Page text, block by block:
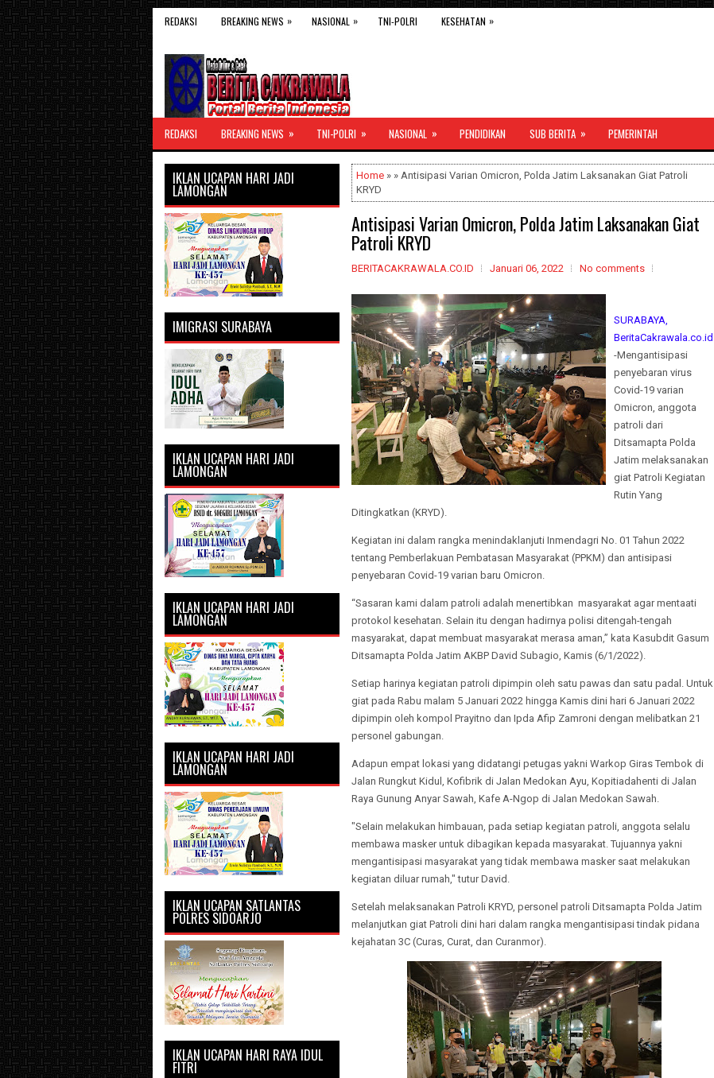
REDAKSI BREAKING NEWS » NASIONAL » TNI-POLRI KESEHATAN »
REDAKSI BREAKING NEWS » TNI-POLRI » NASIONAL » PENDIDIKAN SUB BERITA » PEMERINTAH
Home » » Antisipasi Varian Omicron, Polda Jatim Laksanakan Giat Patroli
KRYD
Antisipasi Varian Omicron, Polda Jatim Laksanakan Giat
Patroli KRYD
BERITACAKRAWALA.CO.ID Januari 06, 2022 No comments
SURABAYA,
BeritaCakrawala.co.id
-Mengantisipasi
penyebaran virus
Covid-19 varian
Omicron, anggota
patroli dari
Ditsamapta Polda
Jatim melaksanakan
giat Patroli Kegiatan
Rutin Yang
Ditingkatkan (KRYD).
Kegiatan ini dalam rangka menindaklanjuti Inmendagri No. 01 Tahun 2022
tentang Pemberlakuan Pembatasan Masyarakat (PPKM) dan antisipasi
penyebaran Covid-19 varian baru Omicron.
“Sasaran kami dalam patroli adalah menertibkan masyarakat agar mentaati
protokol kesehatan. Selain itu dengan hadirnya polisi ditengah-tengah
masyarakat, dapat membuat masyarakat merasa aman,” kata Kasubdit Gasum
Ditsamapta Polda Jatim AKBP David Subagio, Kamis (6/1/2022).
Setiap harinya kegiatan patroli dipimpin oleh satu pawas dan satu padal. Untuk
giat pada Rabu malam 5 Januari 2022 hingga Kamis dini hari 6 Januari 2022
dipimpin oleh kompol Prayitno dan Ipda Afip Zamroni dengan melibatkan 21
personel gabungan.
Adapun empat lokasi yang didatangi petugas yakni Warkop Giras Tembok di
Jalan Rungkut Kidul, Kofibrik di Jalan Medokan Ayu, Kopitiadahenti di Jalan
Raya Gunung Anyar Sawah, Kafe A-Ngop di Jalan Medokan Sawah.
"Selain melakukan himbauan, pada setiap kegiatan patroli, anggota selalu
membawa masker untuk dibagikan kepada masyarakat. Tujuannya yakni
mengantisipasi masyarakat yang tidak membawa masker saat melakukan
kegiatan diluar rumah," tutur David.
Setelah melaksanakan Patroli KRYD, personel patroli Ditsamapta Polda Jatim
melanjutkan giat Patroli dini hari dalam rangka mengantisipasi tindak pidana
kejahatan 3C (Curas, Curat, dan Curanmor).
IKLAN UCAPAN HARI JADI
LAMONGAN
IMIGRASI SURABAYA
IKLAN UCAPAN HARI JADI
LAMONGAN
IKLAN UCAPAN HARI JADI
LAMONGAN
IKLAN UCAPAN HARI JADI
LAMONGAN
IKLAN UCAPAN SATLANTAS
POLRES SIDOARJO
IKLAN UCAPAN HARI RAYA IDUL
FITRI